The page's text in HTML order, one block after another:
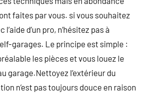
faites par vous. si vous souhaitez
d’un pro, n’hésitez pas à
garages. Le principe est simple :
les pièces et vous louez le
garage.Nettoyez l’extérieur du
n’est pas toujours douce en raison